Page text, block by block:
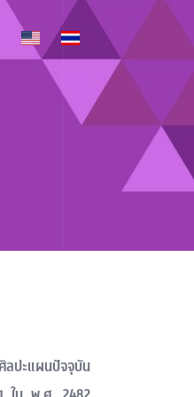
ลปะแผนปัจจุบัน